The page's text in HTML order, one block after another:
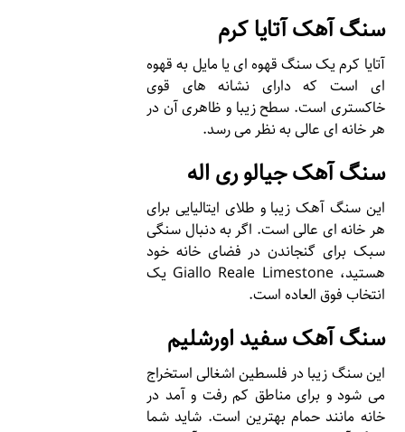
سنگ آهک آتایا کرم
آتایا کرم یک سنگ قهوه ای یا مایل به قهوه
ای است که دارای نشانه های قوی
خاکستری است. سطح زیبا و ظاهری آن در
هر خانه ای عالی به نظر می رسد.
سنگ آهک جیالو ری اله
این سنگ آهک زیبا و طلای ایتالیایی برای
هر خانه ای عالی است. اگر به دنبال سنگی
سبک برای گنجاندن در فضای خانه خود
هستید، Giallo Reale Limestone یک
انتخاب فوق العاده است.
سنگ آهک سفید اورشلیم
این سنگ زیبا در فلسطین اشغالی استخراج
می شود و برای مناطق کم رفت و آمد در
خانه مانند حمام بهترین است. شاید شما